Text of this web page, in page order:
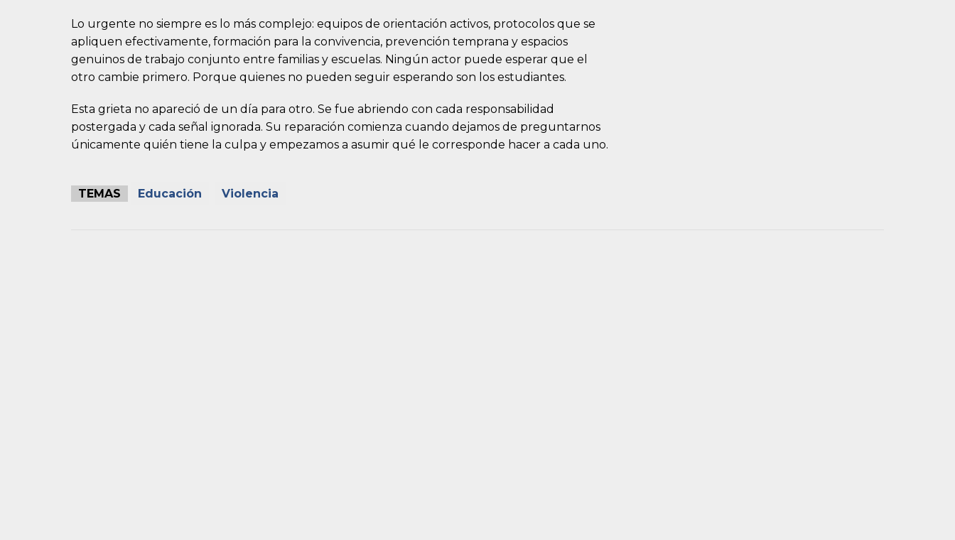
Lo urgente no siempre es lo más complejo: equipos de orientación activos, protocolos que se
apliquen efectivamente, formación para la convivencia, prevención temprana y espacios
genuinos de trabajo conjunto entre familias y escuelas. Ningún actor puede esperar que el
otro cambie primero. Porque quienes no pueden seguir esperando son los estudiantes.
Esta grieta no apareció de un día para otro. Se fue abriendo con cada responsabilidad
postergada y cada señal ignorada. Su reparación comienza cuando dejamos de preguntarnos
únicamente quién tiene la culpa y empezamos a asumir qué le corresponde hacer a cada uno.
TEMAS Educación Violencia